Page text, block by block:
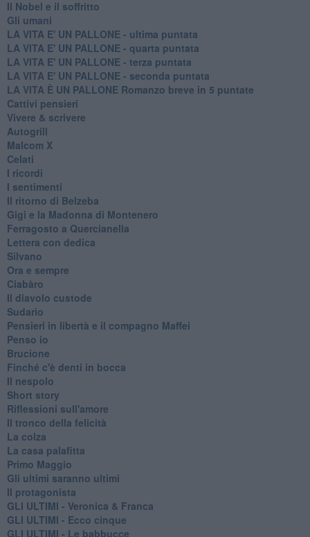
Il Nobel e il soffritto
Gli umani
LA VITA E' UN PALLONE - ultima puntata
LA VITA E' UN PALLONE - quarta puntata
LA VITA E' UN PALLONE - terza puntata
LA VITA E' UN PALLONE - seconda puntata
LA VITA È UN PALLONE Romanzo breve in 5 puntate
Cattivi pensieri
Vivere & scrivere
Autogrill
Malcom X
Celati
I ricordi
I sentimenti
Il ritorno di Belzeba
Gigi e la Madonna di Montenero
Ferragosto a Quercianella
Lettera con dedica
Silvano
Ora e sempre
Ciabàro
Il diavolo custode
Sudario
Pensieri in libertà e il compagno Maffei
Penso io
Brucione
Finché c'è denti in bocca
Il nespolo
Short story
Riflessioni sull'amore
Il tronco della felicità
La colza
La casa palafitta
Primo Maggio
Gli ultimi saranno ultimi
Il protagonista
GLI ULTIMI - Veronica & Franca
GLI ULTIMI - Ecco cinque
GLI ULTIMI - Le babbucce